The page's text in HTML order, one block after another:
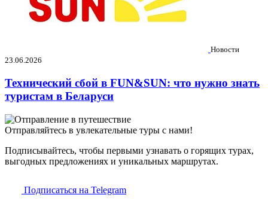
Новости
23.06.2026
Технический сбой в FUN&SUN: что нужно знать
туристам в Беларуси
Отправляйтесь в увлекательные туры с нами!
Подписывайтесь, чтобы первыми узнавать о горящих турах,
выгодных предложениях и уникальных маршрутах.
Подписаться на Telegram